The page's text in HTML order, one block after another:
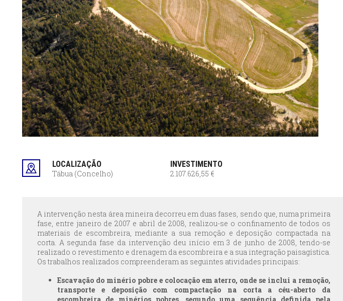
LOCALIZAÇÃO
Tábua (Concelho)
INVESTIMENTO
2.107.626,55 €
A intervenção nesta área mineira decorreu em duas fases, sendo que, numa primeira
fase, entre janeiro de 2007 e abril de 2008, realizou-se o confinamento de todos os
materiais de escombreira, mediante a sua remoção e deposição compactada na
corta. A segunda fase da intervenção deu início em 3 de junho de 2008, tendo-se
realizado o revestimento e drenagem da escombreira e a sua integração paisagística.
Os trabalhos realizados compreenderam as seguintes atividades principais:
Escavação do minério pobre e colocação em aterro, onde se inclui a remoção,
transporte e deposição com compactação na corta a céu-aberto da